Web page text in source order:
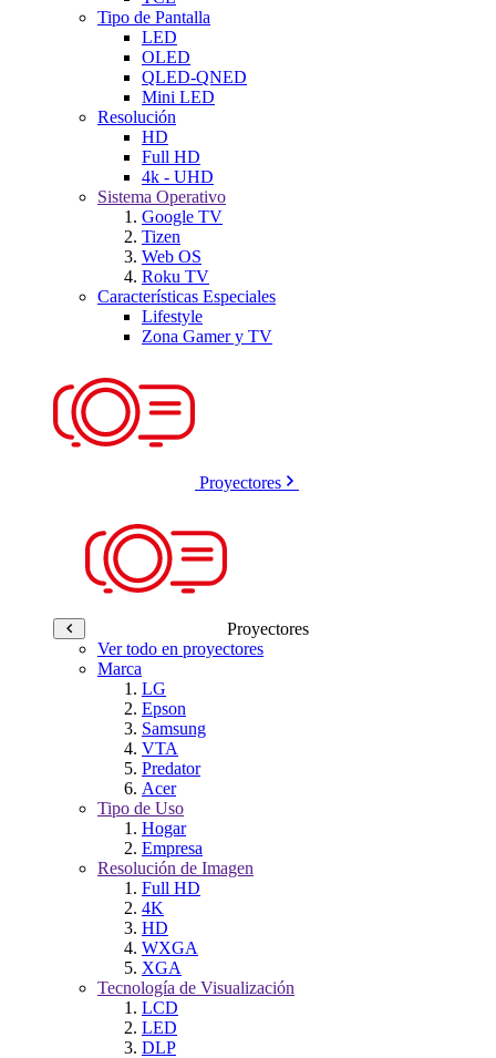
Tipo de Pantalla
LED
OLED
QLED-QNED
Mini LED
Resolución
HD
Full HD
4k - UHD
Sistema Operativo
Google TV
Tizen
Web OS
Roku TV
Características Especiales
Lifestyle
Zona Gamer y TV
Proyectores
Proyectores
Ver todo en proyectores
Marca
LG
Epson
Samsung
VTA
Predator
Acer
Tipo de Uso
Hogar
Empresa
Resolución de Imagen
Full HD
4K
HD
WXGA
XGA
Tecnología de Visualización
LCD
LED
DLP